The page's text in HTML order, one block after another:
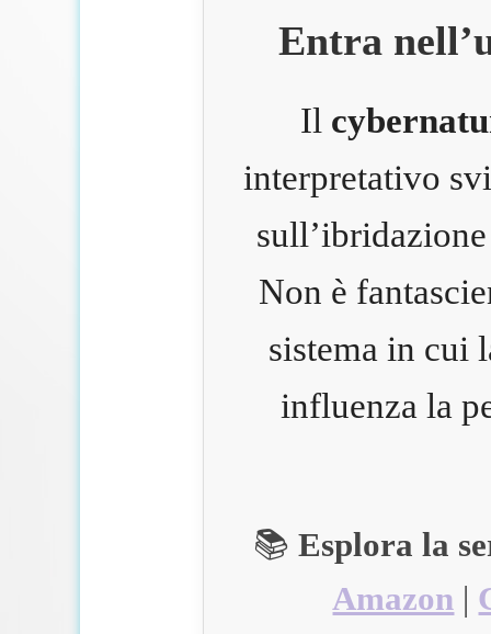
Entra
Il
interpretativo
Non è
sistema in cui
influenza la
📚Esplora la
Amazon |